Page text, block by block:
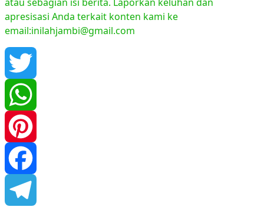
apresisasi Anda terkait konten kami ke
email:inilahjambi@gmail.com
Twitter
WhatsApp
Pinterest
Facebook